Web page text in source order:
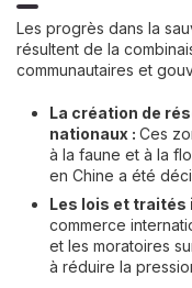
Les progrès dans la
résultent de la
communautaires et
La création de
nationaux : Ces
à la faune et à la
en Chine a été
Les lois et traités
commerce
et les moratoires
à réduire la